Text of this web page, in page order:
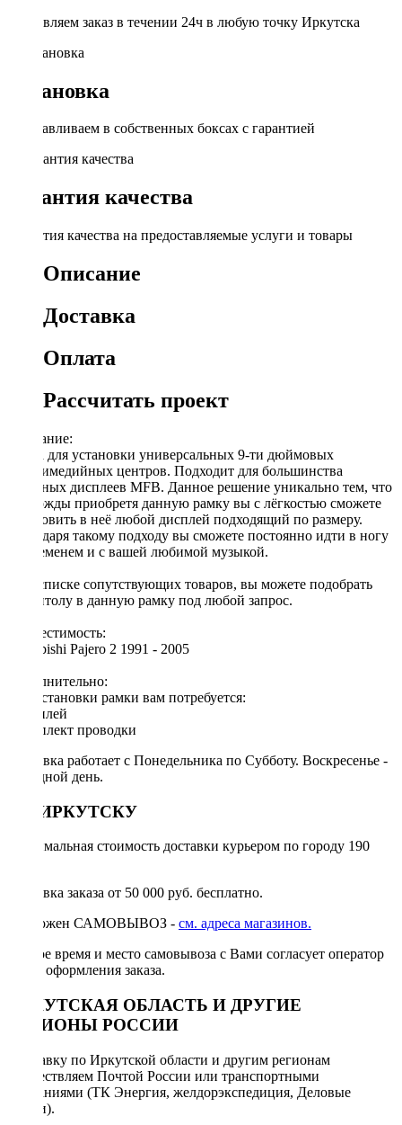
Доставляем заказ в течении 24ч в любую точку Иркутска
Установка
Устанавливаем в собственных боксах с гарантией
Гарантия качества
Гарантия качества на предоставляемые услуги и товары
Описание
Доставка
Оплата
Рассчитать проект
Описание:
Рамка для установки универсальных 9-ти дюймовых
мультимедийных центров. Подходит для большинства
овальных дисплеев MFB. Данное решение уникально тем, что
единожды приобретя данную рамку вы с лёгкостью сможете
установить в неё любой дисплей подходящий по размеру.
Благодаря такому подходу вы сможете постоянно идти в ногу
со временем и с вашей любимой музыкой.
[!] В списке сопутствующих товаров, вы можете подобрать
магнитолу в данную рамку под любой запрос.
Совместимость:
Mitsubishi Pajero 2 1991 - 2005
Дополнительно:
Для установки рамки вам потребуется:
◦ дисплей
◦ комплект проводки
Доставка работает с Понедельника по Субботу. Воскресенье -
выходной день.
ПО ИРКУТСКУ
Минимальная стоимость доставки курьером по городу 190
Доставка заказа от 50 000 руб. бесплатно.
Возможен САМОВЫВОЗ - см. адреса магазинов.
Точное время и место самовывоза с Вами согласует оператор
после оформления заказа.
ИРКУТСКАЯ ОБЛАСТЬ И ДРУГИЕ
РЕГИОНЫ РОССИИ
Отправку по Иркутской области и другим регионам
осуществляем Почтой России или транспортными
компаниями (ТК Энергия, желдорэкспедиция, Деловые
линии).